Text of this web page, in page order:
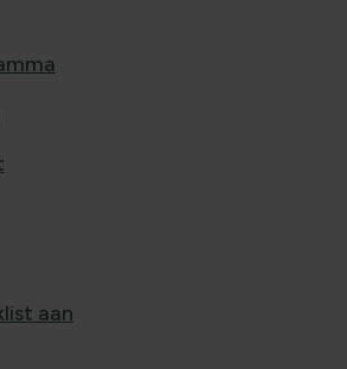
aan